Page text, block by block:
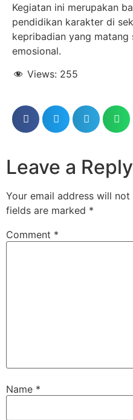
Kegiatan ini merupakan
pendidikan karakter di
kepribadian yang matang
emosional.
Views: 255
Leave a Reply
Your email address will not
fields are marked *
Comment *
Name *